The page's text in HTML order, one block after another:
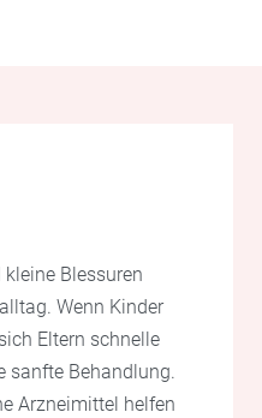
Blessuren
Wenn Kinder
Eltern schnelle
sanfte Behandlung.
Arzneimittel helfen